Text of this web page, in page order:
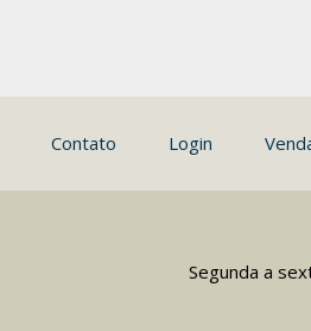
Contato Login
Segunda a